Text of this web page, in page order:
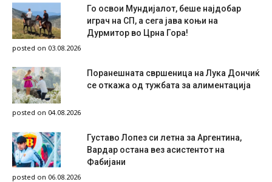
Го освои Мундијалот, беше најдобар
играч на СП, а сега јава коњи на
Дурмитор во Црна Гора!
posted on 03.08.2026
Поранешната свршеница на Лука Дончиќ
се откажа од тужбата за алиментација
posted on 04.08.2026
Густаво Лопез си летна за Аргентина,
Вардар остана вез асистентот на
Фабијани
posted on 06.08.2026